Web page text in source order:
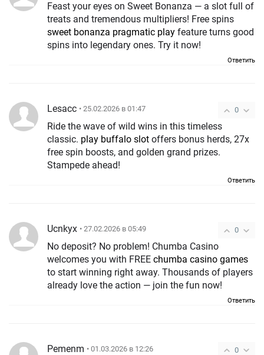
Feast your eyes on Sweet Bonanza — a slot full of
treats and tremendous multipliers! Free spins
sweet bonanza pragmatic play feature turns good
spins into legendary ones. Try it now!
Ответить
0
Lesacc • 25.02.2026 в 01:47
Ride the wave of wild wins in this timeless
classic. play buffalo slot offers bonus herds, 27x
free spin boosts, and golden grand prizes.
Stampede ahead!
Ответить
0
Ucnkyx • 27.02.2026 в 05:49
No deposit? No problem! Chumba Casino
welcomes you with FREE chumba casino games
to start winning right away. Thousands of players
already love the action — join the fun now!
Ответить
0
Pemenm • 01.03.2026 в 12:26